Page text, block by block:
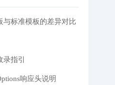
与标准模板的差异对比
指引
响应头说明